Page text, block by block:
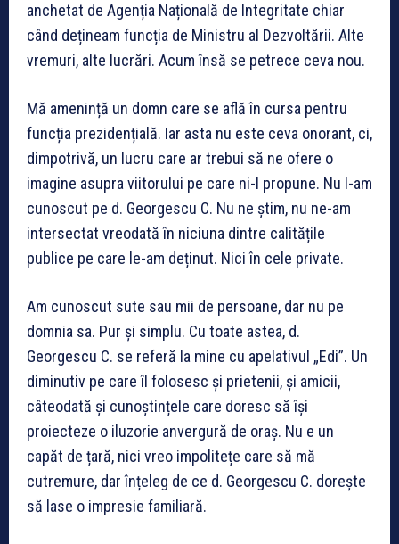
anchetat de Agenția Națională de Integritate chiar
când dețineam funcția de Ministru al Dezvoltării. Alte
vremuri, alte lucrări. Acum însă se petrece ceva nou.
Mă amenință un domn care se află în cursa pentru
funcția prezidențială. Iar asta nu este ceva onorant, ci,
dimpotrivă, un lucru care ar trebui să ne ofere o
imagine asupra viitorului pe care ni-l propune. Nu l-am
cunoscut pe d. Georgescu C. Nu ne știm, nu ne-am
intersectat vreodată în niciuna dintre calitățile
publice pe care le-am deținut. Nici în cele private.
Am cunoscut sute sau mii de persoane, dar nu pe
domnia sa. Pur și simplu. Cu toate astea, d.
Georgescu C. se referă la mine cu apelativul „Edi”. Un
diminutiv pe care îl folosesc și prietenii, și amicii,
câteodată și cunoștințele care doresc să își
proiecteze o iluzorie anvergură de oraș. Nu e un
capăt de țară, nici vreo impolitețe care să mă
cutremure, dar înțeleg de ce d. Georgescu C. dorește
să lase o impresie familiară.